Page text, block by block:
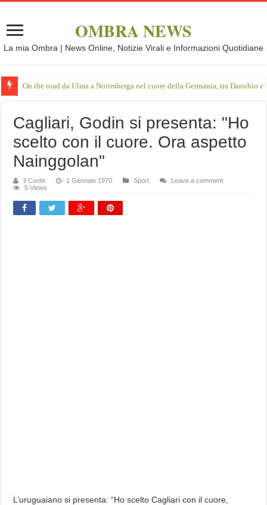
OMBRA NEWS
La mia Ombra | News Online, Notizie Virali e Informazioni Quotidiane
On the road da Ulma a Norimberga nel cuore della Germania, tra Danubio
Cagliari, Godin si presenta: "Ho
scelto con il cuore. Ora aspetto
Nainggolan"
Il Conte 1 Gennaio 1970 Sport
Leave a comment
5 Views
L’uruguaiano si presenta: “Ho scelto Cagliari con il cuore,